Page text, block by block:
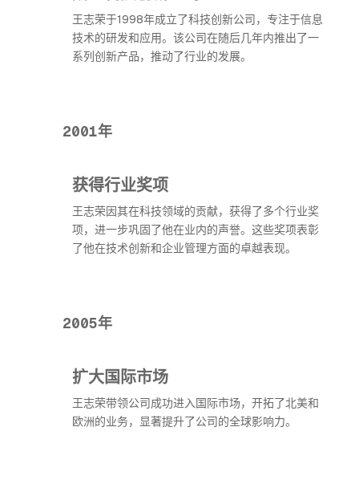
王志荣于1998年成立了科技创新公司，专注于信息
技术的研发和应用。该公司在随后几年内推出了一
系列创新产品，推动了行业的发展。
2001年
获得行业奖项
王志荣因其在科技领域的贡献，获得了多个行业奖
项，进一步巩固了他在业内的声誉。这些奖项表彰
了他在技术创新和企业管理方面的卓越表现。
2005年
扩大国际市场
王志荣带领公司成功进入国际市场，开拓了北美和
欧洲的业务，显著提升了公司的全球影响力。